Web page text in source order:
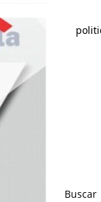
Buscar